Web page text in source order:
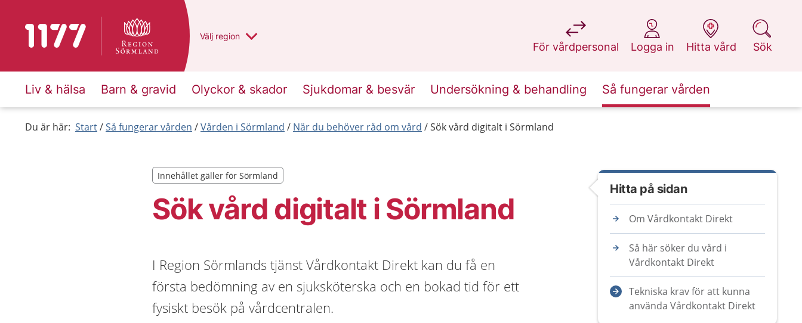
Till startsidan för 1177 Du har valt region
Välj en annan
region
För vårdpersonal
på 1177.se
Logga in
på 1177.se
Hitta vård
på 1177.se
Sök
på 1177.se
Liv & hälsa Barn & gravid Olyckor & skador Sjukdomar & besvär Undersökning & behandling Så fungerar vården
Du är här: Start Så fungerar vården Vården i Sörmland När du behöver råd om vård Sök vård digitalt i Sörmland
Sök vård digitalt i Sörmland
Innehållet gäller för Sörmland
Innehållet gäller för Sörmland
I Region Sörmlands tjänst Vårdkontakt Direkt kan du få en
första bedömning av en sjuksköterska och en bokad tid för ett
fysiskt besök på vårdcentralen.
Hitta på sidan
Om Vårdkontakt Direkt
Så här söker du vård i
Vårdkontakt Direkt
Tekniska krav för att kunna
använda Vårdkontakt Direkt